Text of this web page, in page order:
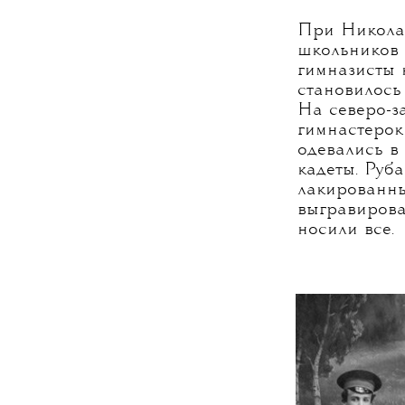
При
школьников
гимназисты
На северо-
одевались
кадеты.
носили все.